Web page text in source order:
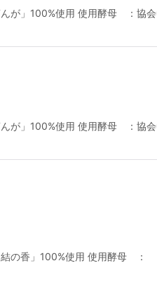
が」100%使用 使用酵母 ：
が」100%使用 使用酵母 ：
結の香」100%使用 使用酵